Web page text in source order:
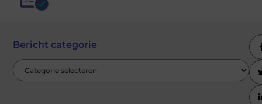
Bericht categorie